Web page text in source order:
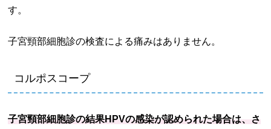
す。
子宮頸部細胞診の検査による痛みはありません。
コルポスコープ
子宮頸部細胞診の結果HPVの感染が認められた場合は、さ